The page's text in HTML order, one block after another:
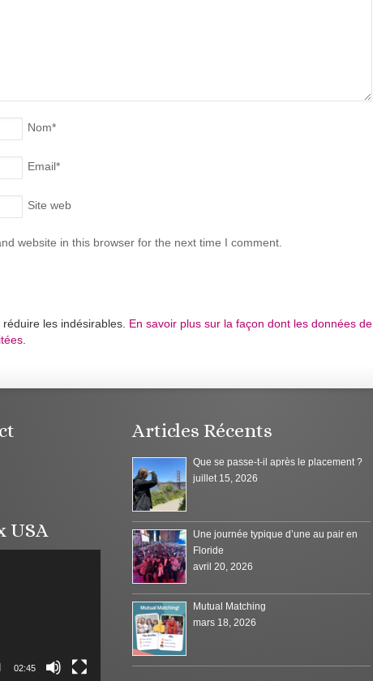
Nom*
Email*
Site web
website in this browser for the next time I comment.
les indésirables. En savoir plus sur la façon dont les données de
USA
02:45
Articles Récents
Que se passe-t-il après le placement ?
juillet 15, 2026
Une journée typique d’une au pair en
Floride
avril 20, 2026
Mutual Matching
mars 18, 2026